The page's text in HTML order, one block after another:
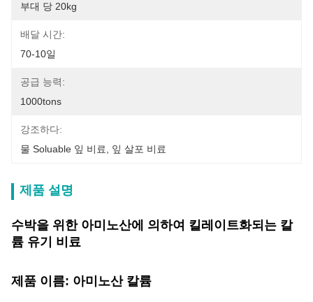
부대 당 20kg
배달 시간:
70-10일
공급 능력:
1000tons
강조하다:
물 Soluable 잎 비료
잎 살포 비료
제품 설명
수박을 위한 아미노산에 의하여 킬레이트화되는 칼
륨 유기 비료
제품 이름: 아미노산 칼륨